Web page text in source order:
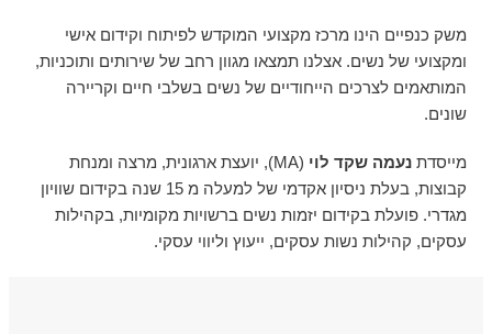
משק כנפיים הינו מרכז מקצועי המוקדש לפיתוח וקידום אישי
ומקצועי של נשים. אצלנו תמצאו מגוון רחב של שירותים ותוכניות,
המותאמים לצרכים הייחודיים של נשים בשלבי חיים וקריירה
שונים.
מייסדתנעמה שקד לוי
(MA), יועצת ארגונית, מרצה ומנחת
קבוצות, בעלת ניסיון אקדמי של למעלה מ 15 שנה בקידום שוויון
מגדרי. פועלת בקידום יזמות נשים ברשויות מקומיות, בקהילות
עסקים, קהילות נשות עסקים, ייעוץ וליווי עסקי.